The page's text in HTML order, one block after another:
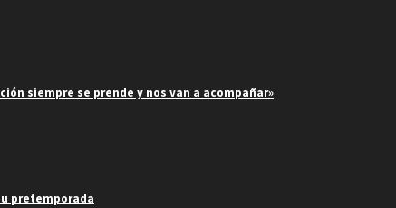
siempre se prende y nos van a acompañar»
pretemporada